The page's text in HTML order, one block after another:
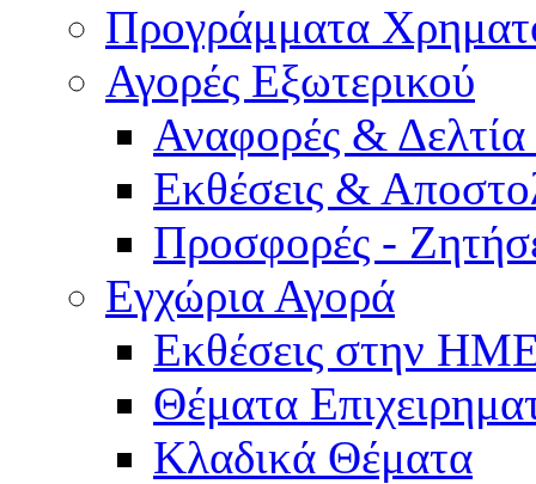
Προγράμματα
Αγορές Εξωτερικού
Αναφορές &
Εκθέσεις &
Προσφορές -
Εγχώρια Αγορά
Εκθέσεις στην
Θέματα
Κλαδικά Θέματα